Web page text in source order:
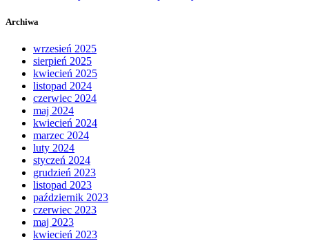
Archiwa
wrzesień 2025
sierpień 2025
kwiecień 2025
listopad 2024
czerwiec 2024
maj 2024
kwiecień 2024
marzec 2024
luty 2024
styczeń 2024
grudzień 2023
listopad 2023
październik 2023
czerwiec 2023
maj 2023
kwiecień 2023